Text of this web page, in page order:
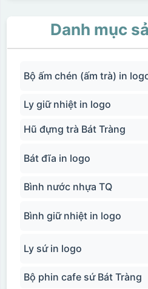
Danh mục
Bộ ấm chén (ấm trà) in
Ly giữ nhiệt in logo
Hũ đựng trà Bát Tràng
Bát đĩa in logo
Bình nước nhựa TQ
Bình giữ nhiệt in logo
Ly sứ in logo
Bộ phin cafe sứ Bát Tràng